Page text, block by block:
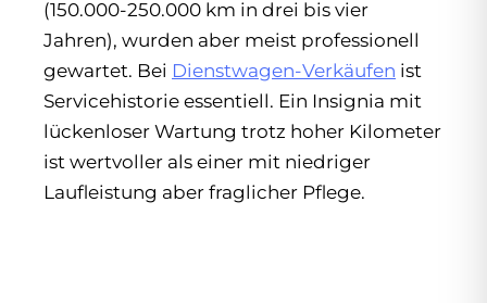
(150.000-250.000 km in drei bis vier
Jahren), wurden aber meist professionell
gewartet. Bei Dienstwagen-Verkäufen ist
Servicehistorie essentiell. Ein Insignia mit
lückenloser Wartung trotz hoher Kilometer
ist wertvoller als einer mit niedriger
Laufleistung aber fraglicher Pflege.